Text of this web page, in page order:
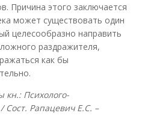
Причина этого заключается
может существовать один
целесообразно направить
раздражителя,
как бы
кн.: Психолого-
Сост. Рапацевич Е.С. –